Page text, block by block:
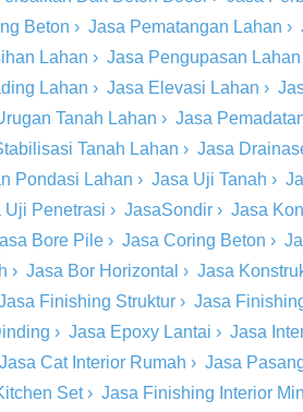
Beton › Jasa Pematangan Lahan ›
Lahan › Jasa Pengupasan Lahan
Lahan › Jasa Elevasi Lahan ›
Tanah Lahan › Jasa
Tanah Lahan › Jasa
Pondasi Lahan › Jasa Uji Tanah ›
Uji Penetrasi › JasaSondir › Jasa
Bore Pile › Jasa Coring Beton ›
› Jasa Bor Horizontal › Jasa
Finishing Struktur › Jasa
› Jasa Epoxy Lantai › Jasa
Jasa Cat Interior Rumah › Jasa
Set› Jasa Finishing Interior